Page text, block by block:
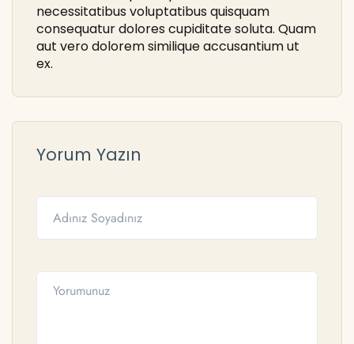
necessitatibus voluptatibus quisquam
consequatur dolores cupiditate soluta. Quam
aut vero dolorem similique accusantium ut
ex.
Yorum Yazın